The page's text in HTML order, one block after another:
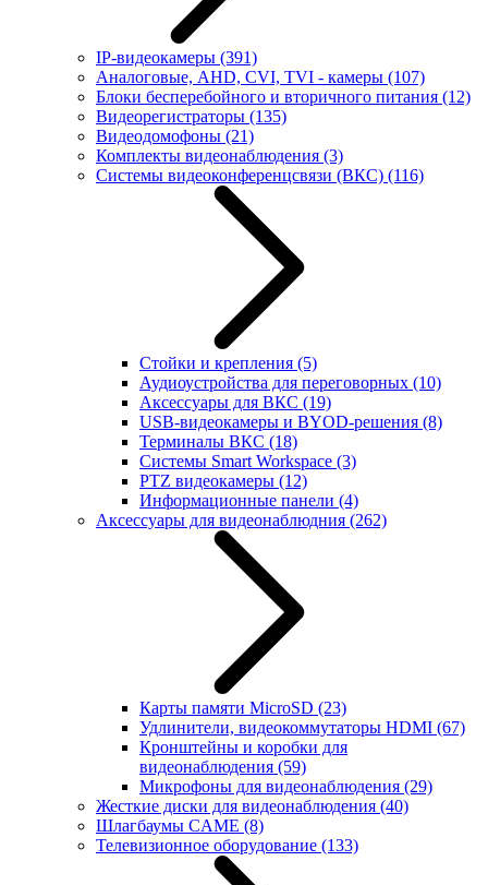
IP-видеокамеры (391)
Аналоговые, AHD, CVI, TVI - камеры (107)
Блоки бесперебойного и вторичного питания (12)
Видеорегистраторы (135)
Видеодомофоны (21)
Комплекты видеонаблюдения (3)
Системы видеоконференцсвязи (ВКС) (116)
Стойки и крепления (5)
Аудиоустройства для переговорных (10)
Аксессуары для ВКС (19)
USB-видеокамеры и BYOD-решения (8)
Терминалы ВКС (18)
Системы Smart Workspace (3)
PTZ видеокамеры (12)
Информационные панели (4)
Аксессуары для видеонаблюдния (262)
Карты памяти MicroSD (23)
Удлинители, видеокоммутаторы HDMI (67)
Кронштейны и коробки для
видеонаблюдения (59)
Микрофоны для видеонаблюдения (29)
Жесткие диски для видеонаблюдения (40)
Шлагбаумы CAME (8)
Телевизионное оборудование (133)